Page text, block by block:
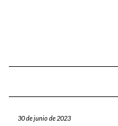
30 de junio de 2023